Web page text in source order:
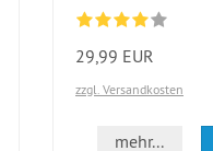
29,99 EUR
zzgl. Versandkosten
mehr...